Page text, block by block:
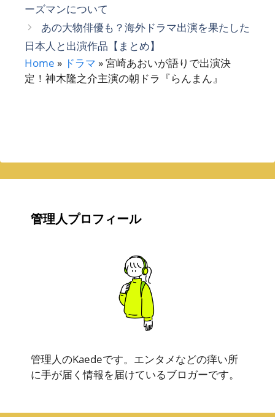
リ
ー
ーズマンについて
あの大物俳優も？海外ドラマ出演を果たした
日本人と出演作品【まとめ】
Home » ドラマ »宮崎あおいが語りで出演決
定！神木隆之介主演の朝ドラ『らんまん』
管理人プロフィール
管理人のKaedeです。エンタメなどの痒い所
に手が届く情報を届けているブロガーです。